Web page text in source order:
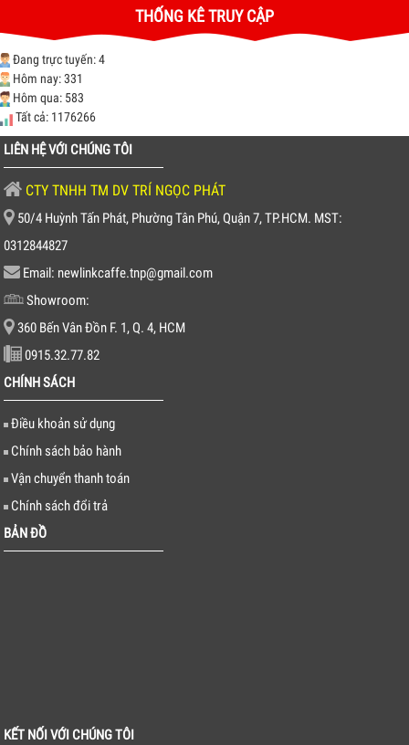
THỐNG KÊ TRUY CẬP
Đang trực tuyến: 4
Hôm nay: 331
Hôm qua: 583
Tất cả: 1176266
LIÊN HỆ VỚI CHÚNG TÔI
CTY TNHH TM DV TRÍ NGỌC PHÁT
50/4 Huỳnh Tấn Phát, Phường Tân Phú, Quận 7, TP.HCM. MST:
0312844827
Email: newlinkcaffe.tnp@gmail.com
Showroom:
360 Bến Vân Đồn F. 1, Q. 4, HCM
0915.32.77.82
CHÍNH SÁCH
Điều khoản sử dụng
Chính sách bảo hành
Vận chuyển thanh toán
Chính sách đổi trả
BẢN ĐỒ
KẾT NỐI VỚI CHÚNG TÔI